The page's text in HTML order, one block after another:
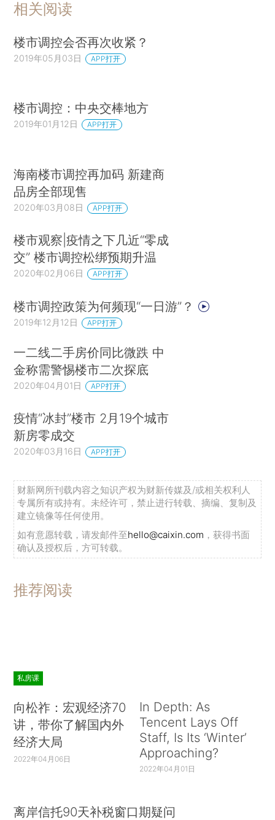
相关阅读
楼市调控会否再次收紧？
2019年05月03日 APP打开
楼市调控：中央交棒地方
2019年01月12日 APP打开
海南楼市调控再加码 新建商
品房全部现售
2020年03月08日 APP打开
楼市观察|疫情之下几近“零成
交” 楼市调控松绑预期升温
2020年02月06日 APP打开
楼市调控政策为何频现“一日游”？
2019年12月12日 APP打开
一二线二手房价同比微跌 中
金称需警惕楼市二次探底
2020年04月01日 APP打开
疫情“冰封”楼市 2月19个城市
新房零成交
2020年03月16日 APP打开
财新网所刊载内容之知识产权为财新传媒及/或相关权利人
专属所有或持有。未经许可，禁止进行转载、摘编、复制及
建立镜像等任何使用。
如有意愿转载，请发邮件至hello@caixin.com ，获得书面
确认及授权后，方可转载。
推荐阅读
私房课
向松祚：宏观经济70
讲，带你了解国内外
经济大局
2022年04月06日
In Depth: As
Tencent Lays Off
Staff, Is Its ‘Winter’
Approaching?
2022年04月01日
离岸信托90天补税窗口期疑问